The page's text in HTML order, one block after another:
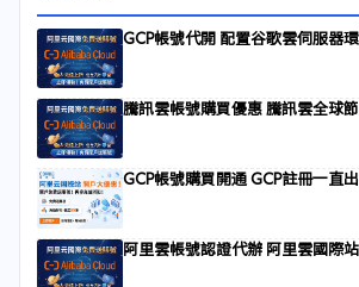
GCP帳號代開 配置谷歌雲伺服器
騰訊雲帳號購買優惠 騰訊雲全球
GCP帳號購買開通 GCP註冊一直
阿里雲帳號認證代辦 阿里雲國際